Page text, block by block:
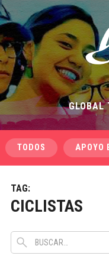
GLOBAL
TODOS APOYO
TAG:
CICLISTAS